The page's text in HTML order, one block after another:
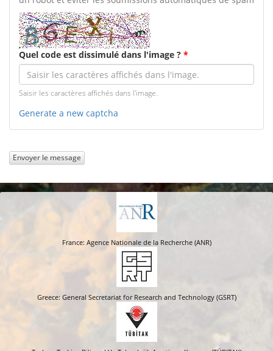
Quel code est dissimulé dans l'image ? *
Saisir les caractères affichés dans l'image.
Generate a new captcha
Envoyer le message
France: Agence Nationale de la Recherche (ANR)
Greece: General Secretariat for Research and Technology (GSRT)